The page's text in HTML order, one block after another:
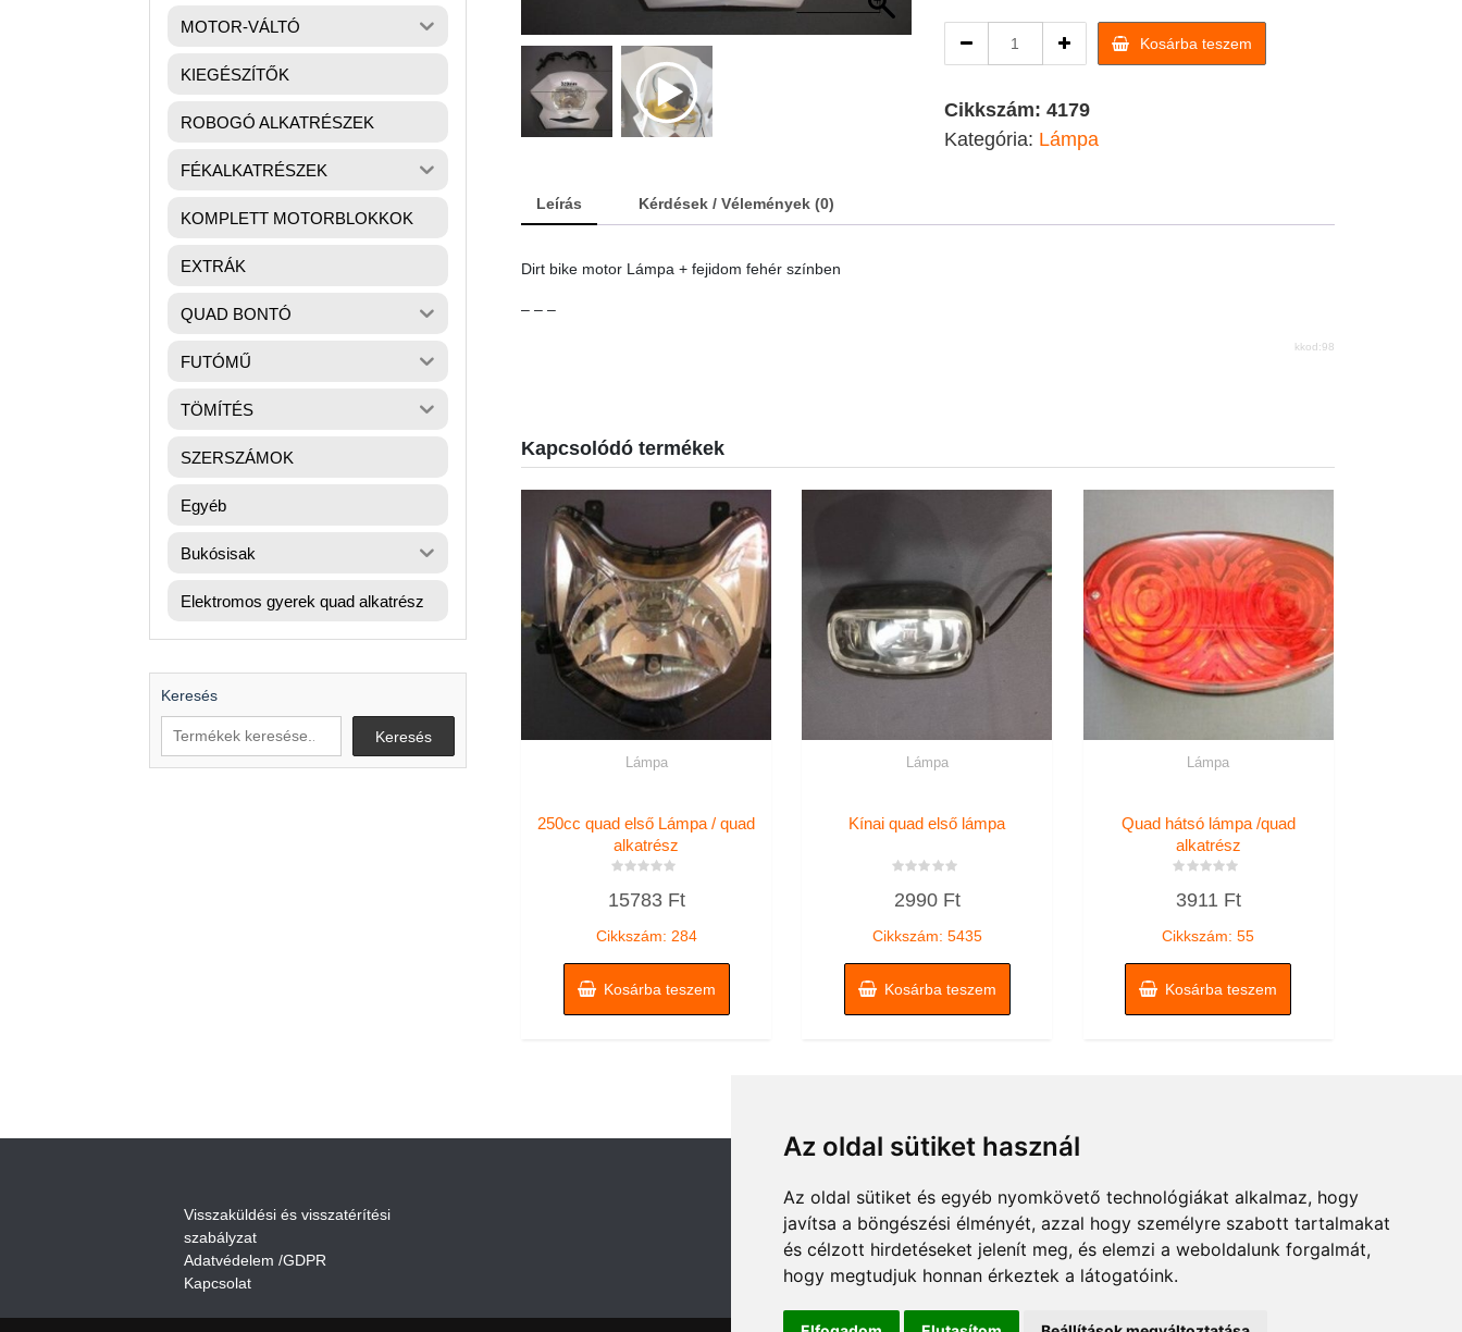
Az oldal sütiket használ
Az oldal sütiket és egyéb nyomkövető technológiákat alkalmaz, hogy
javítsa a böngészési élményét, azzal hogy személyre szabott tartalmakat
és célzott hirdetéseket jelenít meg, és elemzi a weboldalunk forgalmát,
hogy megtudjuk honnan érkeztek a látogatóink.
bike
Lámpa
fejidom
Kosárba teszem
Cikkszám: 4179
Kategória: Lámpa
Leírás Kérdések / Vélemények (0)
Dirt bike motor Lámpa + fejidom fehér színben
– – –
kkod:98
Kapcsolódó termékek
Lámpa
250cc quad első Lámpa / quad
alkatrész
0
15783 Ft
Cikkszám: 284
Kosárba teszem
Lámpa
Kínai quad első lámpa
0
2990 Ft
Cikkszám: 5435
Kosárba teszem
Lámpa
Quad hátsó lámpa /quad
alkatrész
03911 Ft
Cikkszám: 55
Kosárba teszem
MOTOR-VÁLTÓ
KIEGÉSZÍTŐK
ROBOGÓ ALKATRÉSZEK
FÉKALKATRÉSZEK
KOMPLETT MOTORBLOKKOK
EXTRÁK
QUAD BONTÓ
FUTÓMŰ
TÖMÍTÉS
SZERSZÁMOK
Egyéb
Bukósisak
Elektromos gyerek quad alkatrész
Keresés
Keresés
Visszaküldési és visszatérítési
szabályzat
Adatvédelem /GDPR
Kapcsolat